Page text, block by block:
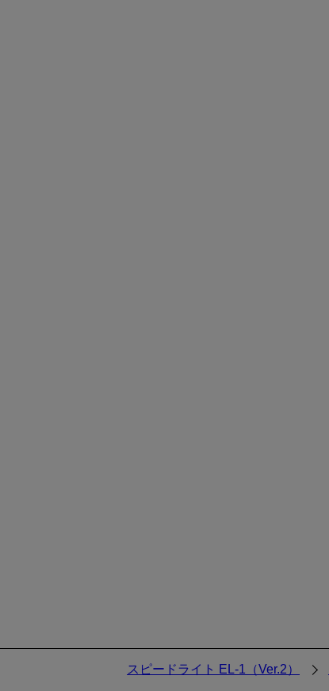
スピードライト EL-1（Ver.2）